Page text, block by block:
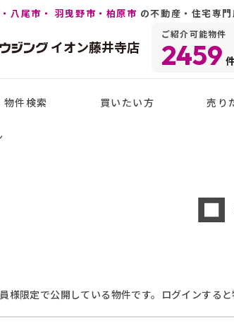
八尾市・ 羽曳野市・柏原市 の不動産・住宅専門
イオン藤井寺店
ご紹介可能物件
2459
物件検索 買いたい方 売り
様限定で公開している物件です。ログインする